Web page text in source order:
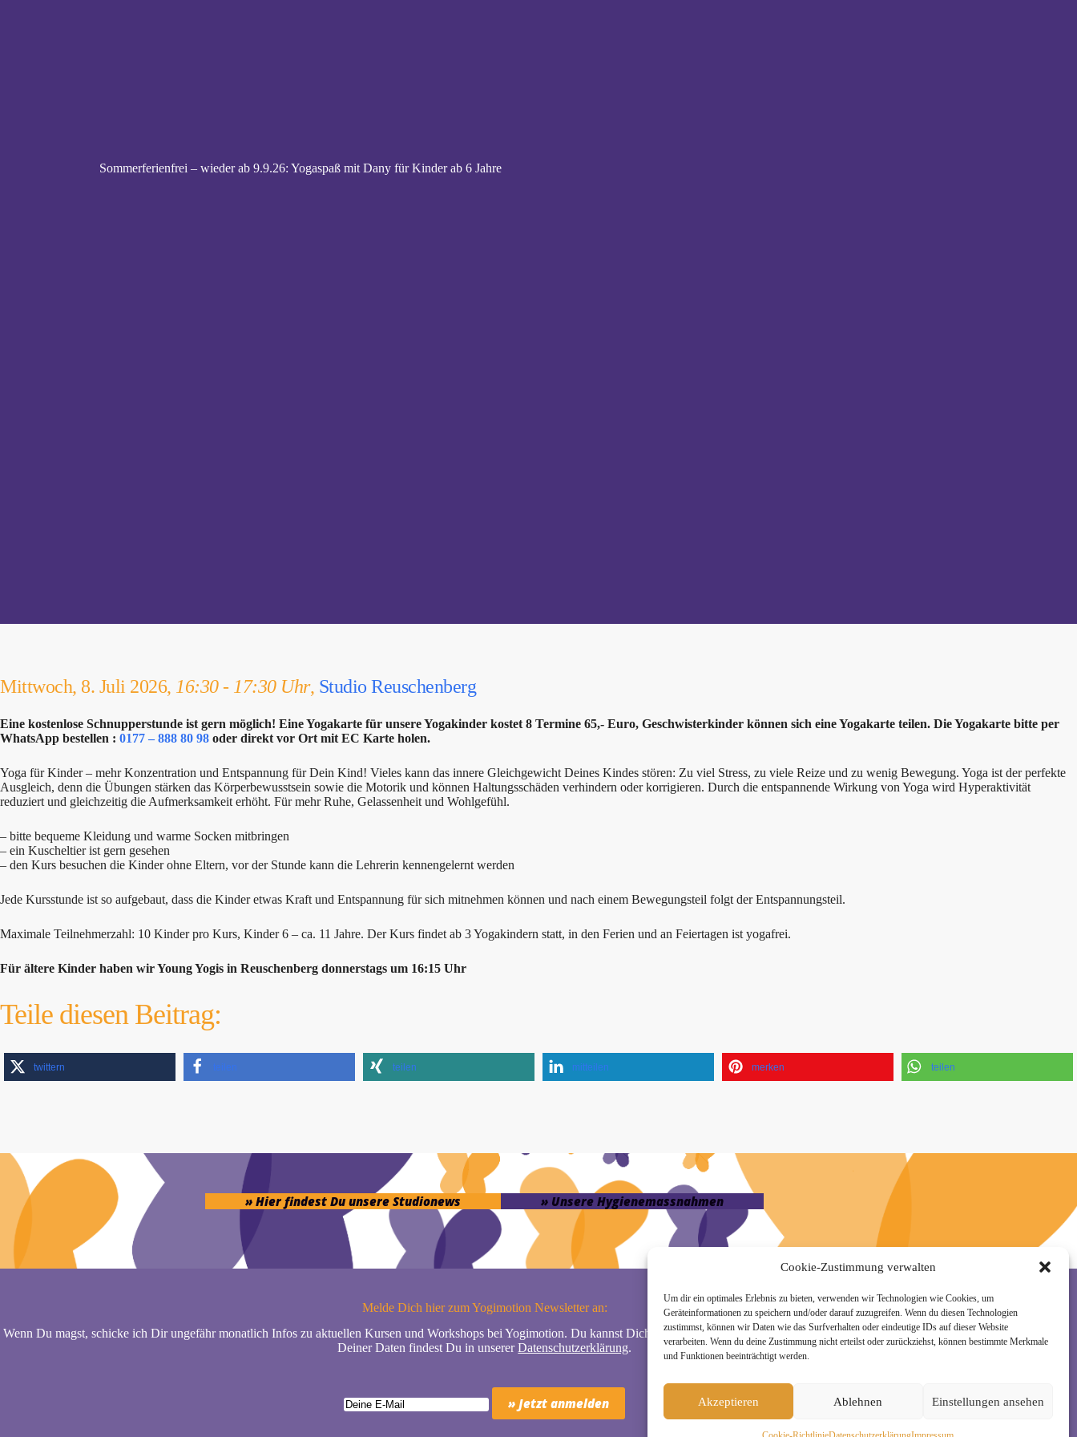
Cookie-Zustimmung verwalten
Um dir ein optimales Erlebnis zu bieten, verwenden wir Technologien wie Cookies, um
Geräteinformationen zu speichern und/oder darauf zuzugreifen. Wenn du diesen Technologien
zustimmst, können wir Daten wie das Surfverhalten oder eindeutige IDs auf dieser Website
verarbeiten. Wenn du deine Zustimmung nicht erteilst oder zurückziehst, können bestimmte Merkmale
und Funktionen beeinträchtigt werden.
Akzeptieren Ablehnen Einstellungen ansehen
Sommerferienfrei – wieder ab 9.9.26: Yogaspaß mit Dany für Kinder ab 6 Jahre
Mittwoch, 8. Juli 2026, 16:30 - 17:30 Uhr, Studio Reuschenberg
Eine kostenlose Schnupperstunde ist gern möglich! Eine Yogakarte für unsere Yogakinder kostet 8 Termine 65,- Euro, Geschwisterkinder können sich eine Yogakarte teilen. Die Yogakarte bitte per
WhatsApp bestellen : 0177 – 888 80 98 oder direkt vor Ort mit EC Karte holen.
Yoga für Kinder – mehr Konzentration und Entspannung für Dein Kind! Vieles kann das innere Gleichgewicht Deines Kindes stören: Zu viel Stress, zu viele Reize und zu wenig Bewegung. Yoga ist der perfekte
Ausgleich, denn die Übungen stärken das Körperbewusstsein sowie die Motorik und können Haltungsschäden verhindern oder korrigieren. Durch die entspannende Wirkung von Yoga wird Hyperaktivität
reduziert und gleichzeitig die Aufmerksamkeit erhöht. Für mehr Ruhe, Gelassenheit und Wohlgefühl.
– bitte bequeme Kleidung und warme Socken mitbringen
– ein Kuscheltier ist gern gesehen
– den Kurs besuchen die Kinder ohne Eltern, vor der Stunde kann die Lehrerin kennengelernt werden
Jede Kursstunde ist so aufgebaut, dass die Kinder etwas Kraft und Entspannung für sich mitnehmen können und nach einem Bewegungsteil folgt der Entspannungsteil.
Maximale Teilnehmerzahl: 10 Kinder pro Kurs, Kinder 6 – ca. 11 Jahre. Der Kurs findet ab 3 Yogakindern statt, in den Ferien und an Feiertagen ist yogafrei.
Für ältere Kinder haben wir Young Yogis in Reuschenberg donnerstags um 16:15 Uhr
Teile diesen Beitrag:
twittern teilen teilen mitteilen merken teilen
» Hier findest Du unsere Studionews » Unsere Hygienemassnahmen
Melde Dich hier zum Yogimotion Newsletter an:
Wenn Du magst, schicke ich Dir ungefähr monatlich Infos zu aktuellen Kursen und Workshops bei Yogimotion. Du kannst Dich natürlich jederzeit wieder abmelden. Alle Details zur Nutzung
Deiner Daten findest Du in unsererDatenschutzerklärung.